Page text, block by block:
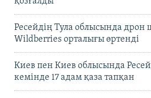
Ресейдің Тула облысында дрон
Wildberries орталығы өртенді
Киев пен Киев облысында
кемінде 17 адам қаза тапқан